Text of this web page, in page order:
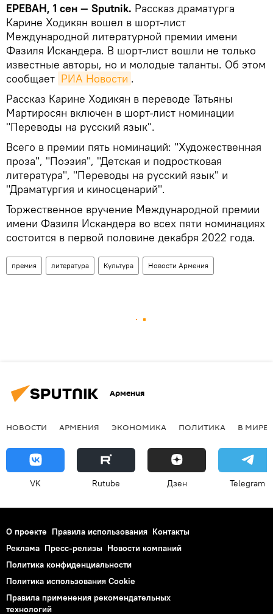
ЕРЕВАН, 1 сен — Sputnik. Рассказ драматурга
Карине Ходикян вошел в шорт-лист
Международной литературной премии имени
Фазиля Искандера. В шорт-лист вошли не только
известные авторы, но и молодые таланты. Об этом
сообщает РИА Новости .
Рассказ Карине Ходикян в переводе Татьяны
Мартиросян включен в шорт-лист номинации
"Переводы на русский язык".
Всего в премии пять номинаций: "Художественная
проза", "Поэзия", "Детская и подростковая
литература", "Переводы на русский язык" и
"Драматургия и киносценарий".
Торжественное вручение Международной премии
имени Фазиля Искандера во всех пяти номинациях
состоится в первой половине декабря 2022 года.
премия литература Культура Новости Армения
Армения
НОВОСТИ АРМЕНИЯ ЭКОНОМИКА ПОЛИТИКА В МИРЕ
VK Rutube Дзен Telegram
О проекте Правила использования Контакты
Реклама Пресс-релизы Новости компаний
Политика конфиденциальности
Политика использования Cookie
Правила применения рекомендательных
технологий